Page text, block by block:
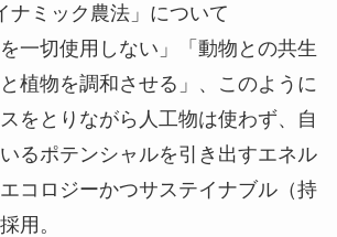
ミック農法」について
を一切使用しない」「動物との共生
植物を調和させる」、このように
をとりながら人工物は使わず、自
るポテンシャルを引き出すエネル
コロジーかつサステイナブル（持
用。